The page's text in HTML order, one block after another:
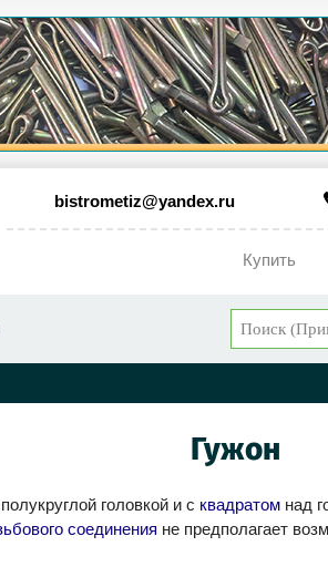
bistrometiz@yandex.ru
Купить
Гужон
головкой и с квадратом над
соединения не предполагает